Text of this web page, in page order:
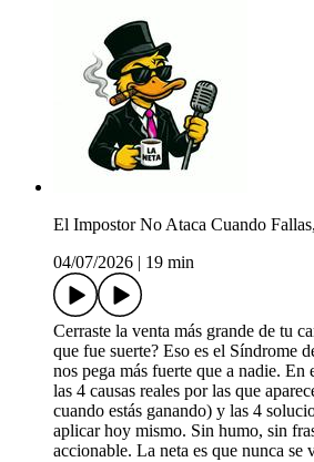
El Impostor No Ataca Cuando
04/07/2026
19 min
Cerraste la venta más grande de tu
que fue suerte? Eso es el Síndrome
nos pega más fuerte que a nadie. En
las 4 causas reales por las que
cuando estás ganando) y las 4
aplicar hoy mismo. Sin humo, sin
accionable. La neta es que nunca se